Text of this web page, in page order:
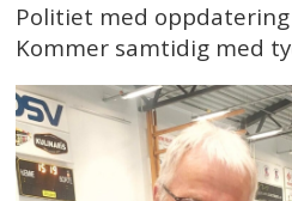
Politiet med
Kommer samtidig med